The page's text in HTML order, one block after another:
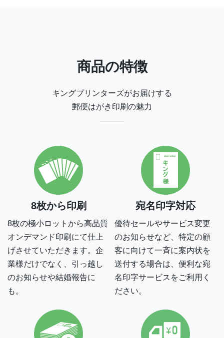
をされた方も少なくないはず…。
ク代なども料金に含まれておりますので、それらを買いに
行く手間やインク切れの心配がありません。お客様にご用
郵便はがきは切手を貼る必要がないため、印刷後すぐにポ
ストに投函できるという手軽さが魅力です。また、はがき
用の厚紙に印刷したDMはがきに比べて不思議 と安心や信
頼を感じるという方もいらっしゃいます。
大量のはがきを一斉に送付する場合は別として、お客様の
誕生日前に贈るバースデーカード、新規客へのサンクスカ
ード、定期検診のお知らせなど、数枚もしくは数十枚とい
う単位で不定期にはがきを送付する場合は、ぜひ弊社の郵
便はがき印刷をご利用ください。
すべてのはがき・ポストカード印刷はこちら
商品の特徴
キングプリンターズがお届けする
郵便はがき印刷の魅力
8枚から印刷
8枚の極小ロットから高品質
オンデマンド印刷にて仕上
げさせていただきます。企
業様だけでなく、引っ越し
のお知らせや結婚報告に
も。
宛名印字対応
優待セールやサービス変更
のお知らせなど、特定の顧
客に向けて一斉に案内状を
送付する場合は、便利な宛
名印字サービスをご利用く
ださい。